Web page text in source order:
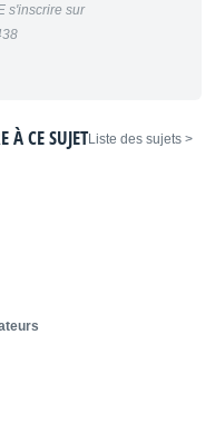
s'inscrire sur
< Liste des sujets
À CE SUJET